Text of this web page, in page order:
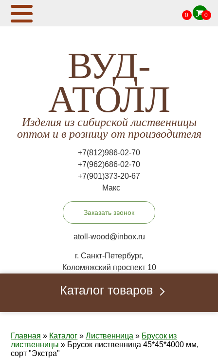
0 0
ВУД-
АТОЛЛ
Изделия из сибирской лиственницы
оптом и в розницу от производителя
+7(812)986-02-70
+7(962)686-02-70
+7(901)373-20-67
Макс
Заказать звонок
atoll-wood@inbox.ru
г. Санкт-Петербург,
Коломяжский проспект 10
Каталог товаров
Главная » Каталог »Лиственница » Брусок из
лиственницы » Брусок лиственница 45*45*4000 мм,
сорт "Экстра"